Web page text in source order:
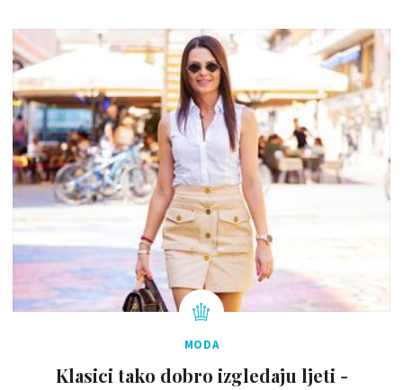
MODA
Klasici tako dobro izgledaju ljeti -